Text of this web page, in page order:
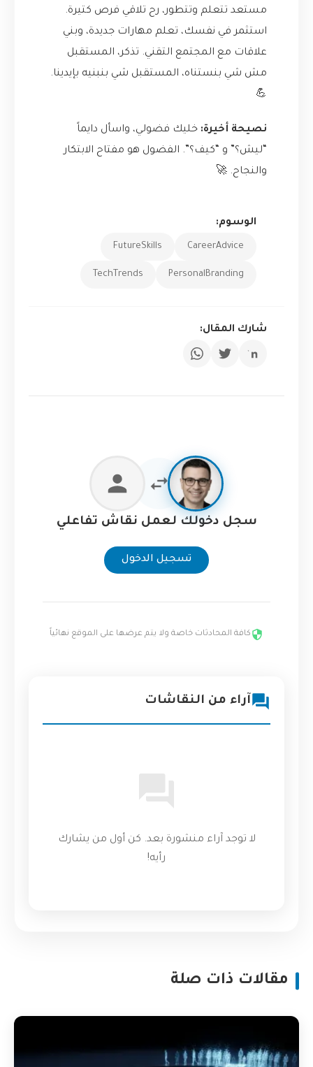
مستعد تتعلم وتتطور، رح تلاقي فرص كتيرة.
استثمر في نفسك، تعلم مهارات جديدة، وبني
علاقات مع المجتمع التقني. تذكر، المستقبل
مش شي بنستناه، المستقبل شي بنبنيه بإيدينا.
💪
نصيحة أخيرة: خليك فضولي، واسأل دايماً
“ليش؟” و “كيف؟”. الفضول هو مفتاح الابتكار
والنجاح. 🚀
الوسوم:
CareerAdvice
FutureSkills
PersonalBranding
TechTrends
شارك المقال:
سجل دخولك لعمل نقاش تفاعلي
تسجيل الدخول
كافة المحادثات خاصة ولا يتم عرضها على الموقع نهائياً
آراء من النقاشات
لا توجد آراء منشورة بعد. كن أول من يشارك
رأيه!
مقالات ذات صلة